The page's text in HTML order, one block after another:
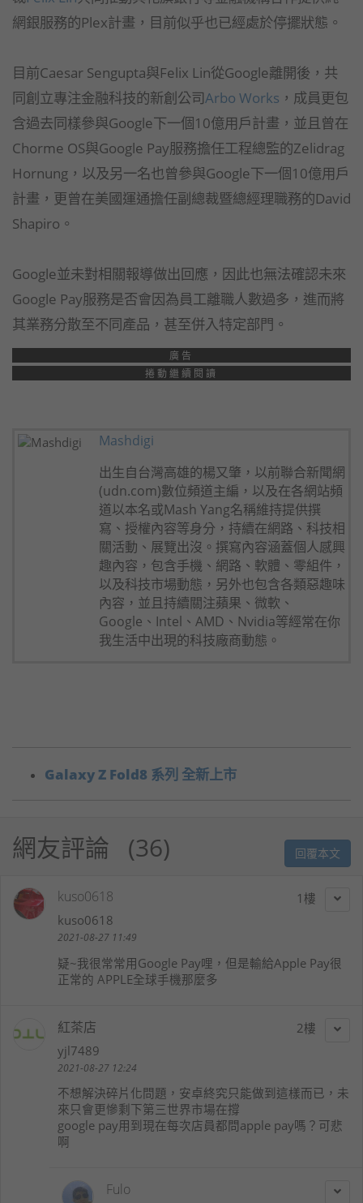
網銀服務的Plex計畫，目前似乎也已經處於停擺狀態。
目前Caesar Sengupta與Felix Lin從Google離開後，共
同創立專注金融科技的新創公司Arbo Works ，成員更包
含過去同樣參與Google下一個10億用戶計畫，並且曾在
Chorme OS與Google Pay服務擔任工程總監的Zelidrag
Hornung，以及另一名也曾參與Google下一個10億用戶
計畫，更曾在美國運通擔任副總裁暨總經理職務的David
Shapiro。
Google並未對相關報導做出回應，因此也無法確認未來
Google Pay服務是否會因為員工離職人數過多，進而將
其業務分散至不同產品，甚至併入特定部門。
廣告
捲動繼續閱讀
Mashdigi
出生自台灣高雄的楊又肇，以前聯合新聞網
(udn.com)數位頻道主編，以及在各網站頻
道以本名或Mash Yang名稱維持提供撰
寫、授權內容等身分，持續在網路、科技相
關活動、展覽出沒。撰寫內容涵蓋個人感興
趣內容，包含手機、網路、軟體、零組件，
以及科技市場動態，另外也包含各類惡趣味
內容，並且持續關注蘋果、微軟、
Google、Intel、AMD、Nvidia等經常在你
我生活中出現的科技廠商動態。
Galaxy Z Fold8 系列 全新上市
網友評論 36 回覆本文
1
kuso0618
kuso0618
2021-08-27 11:49
疑~我很常常用Google Pay哩，但是輸給Apple Pay很
正常的 APPLE全球手機那麼多
2
紅茶店
yjl7489
2021-08-27 12:24
不想解決碎片化問題，安卓終究只能做到這樣而已，未
來只會更慘剩下第三世界市場在撐
google pay用到現在每次店員都問apple pay嗎？可悲
啊
Fulo